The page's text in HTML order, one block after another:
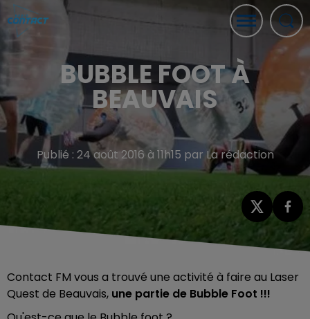
BUBBLE FOOT À
BEAUVAIS
Publié : 24 août 2016 à 11h15 par La rédaction
Contact FM vous a trouvé une activité à faire au Laser
Quest de Beauvais, une partie de Bubble Foot !!!